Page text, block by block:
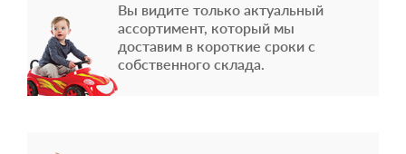
Вы видите только актуальный
ассортимент, который мы
доставим в короткие сроки с
собственного склада.